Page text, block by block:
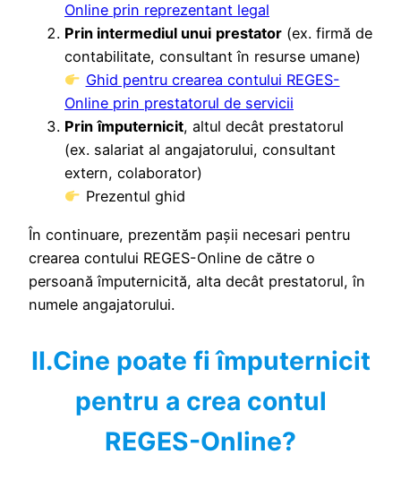
Online prin reprezentant legal
Prin intermediul unui prestator (ex. firmă de
contabilitate, consultant în resurse umane)
Ghid pentru crearea contului REGES-
Online prin prestatorul de servicii
Prin împuternicit, altul decât prestatorul
(ex. salariat al angajatorului, consultant
extern, colaborator)
Prezentul ghid
În continuare, prezentăm pașii necesari pentru
crearea contului REGES-Online de către o
persoană împuternicită, alta decât prestatorul, în
numele angajatorului.
II.Cine poate fi împuternicit
pentru a crea contul
REGES-Online?